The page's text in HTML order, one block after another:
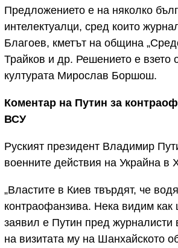
Предложението е на няколко
интелектуалци, сред които
Благоев, кметът на община
Трайков и др. Решението е взето
културата Мирослав Боршош.
Коментар на Путин за
ВСУ
Руският президент Владимир
военните действия на Украйна в
„Властите в Киев твърдят, че
контраофанзива. Нека видим как
заявил е Путин пред журналисти
на визитата му на Шанхайското